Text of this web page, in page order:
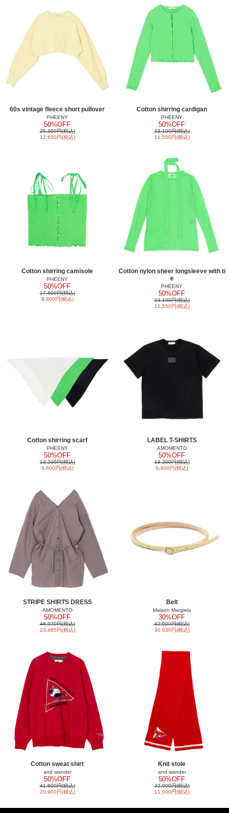
60s vintage fleece short pullover
PHEENY
50%OFF
25,300円(税込)
12,650円(税込)
Cotton shirring cardigan
PHEENY
50%OFF
23,100円(税込)
11,550円(税込)
Cotton shirring camisole
PHEENY
50%OFF
17,600円(税込)
8,800円(税込)
Cotton nylon sheer longsleeve with ti
e
PHEENY
50%OFF
23,100円(税込)
11,550円(税込)
Cotton shirring scarf
PHEENY
50%OFF
13,200円(税込)
6,600円(税込)
LABEL T-SHIRTS
AMOMENTO
50%OFF
13,200円(税込)
6,600円(税込)
STRIPE SHIRTS DRESS
AMOMENTO
50%OFF
46,970円(税込)
23,485円(税込)
Belt
Maison Margiela
30%OFF
42,900円(税込)
30,030円(税込)
Cotton sweat shirt
and wander
50%OFF
41,800円(税込)
20,900円(税込)
Knit stole
and wander
50%OFF
22,000円(税込)
11,000円(税込)